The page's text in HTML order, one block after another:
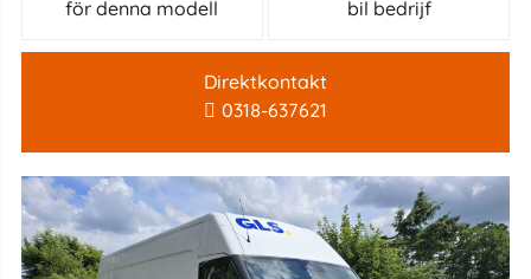
för denna modell
bil bedrijf
Direktkontakt
0318-637621